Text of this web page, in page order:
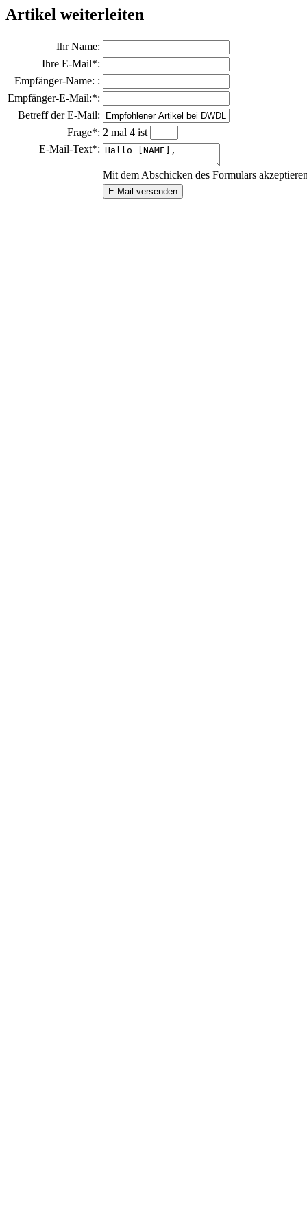
Artikel weiterleiten
Ihr Name:
Ihre E-Mail*:
Empfänger-Name: :
Empfänger-E-Mail:*:
Betreff der E-Mail:
Frage*: 2 mal 4 ist
E-Mail-Text*:
Mit dem Abschicken des Formulars
E-Mail versenden